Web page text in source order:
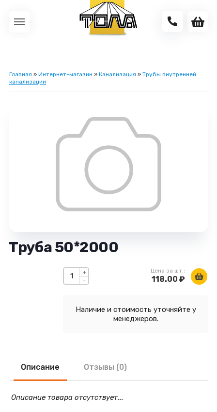
Главная » Интернет-магазин » Канализация » Трубы внутренней
канализации
Труба 50*2000
-
+ Цена за шт.:
118.00 ₽
Наличие и стоимость уточняйте у
менеджеров.
Описание Отзывы (0)
Описание товара отсутствует...